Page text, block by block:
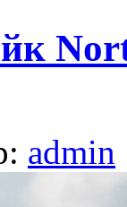
admin